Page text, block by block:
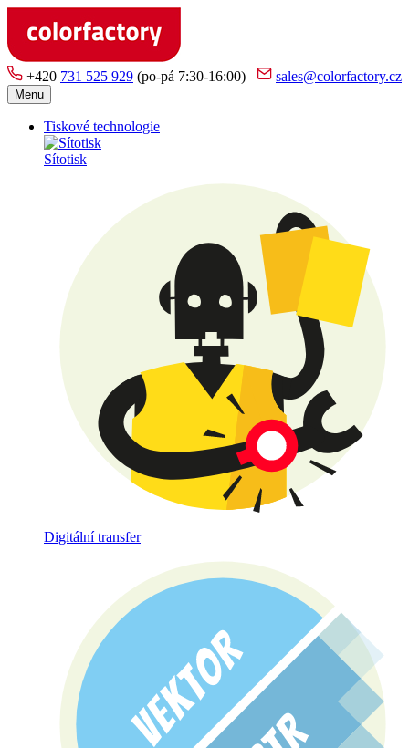
+420 731 525 929 (po-pá 7:30-16:00) sales@colorfactory.cz
Menu
Tiskové technologie
Sítotisk
Digitální transfer